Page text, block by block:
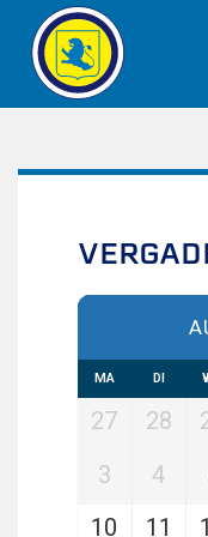
Golfbaan Ter
Webshop
Nieuws
Join FC Lisse
Lid worden van FC
De Club van 100
MA DI
27 28
3
4
10
11